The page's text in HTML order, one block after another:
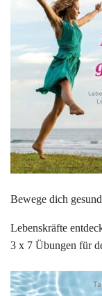
Bewege dich
Lebenskräfte
3 x 7 Übungen für